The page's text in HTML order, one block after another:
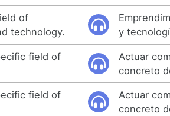
of
technology.
y
field of
Actuar
concreto
field of
Actuar
concreto